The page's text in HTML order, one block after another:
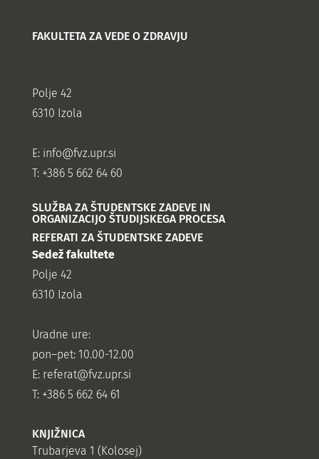
FAKULTETA ZA VEDE O ZDRAVJU
Polje 42
6310 Izola
E: info@fvz.upr.si
T: +386 5 662 64 60
SLUŽBA ZA ŠTUDENTSKE ZADEVE IN
ORGANIZACIJO ŠTUDIJSKEGA PROCESA
REFERATI ZA ŠTUDENTSKE ZADEVE
Sedež fakultete
Polje 42
6310 Izola
Uradne ure:
pon–pet: 10.00-12.00
E: referat@fvz.upr.si
T: +386 5 662 64 61
KNJIŽNICA
Trubarjeva 1 (Kolosej)